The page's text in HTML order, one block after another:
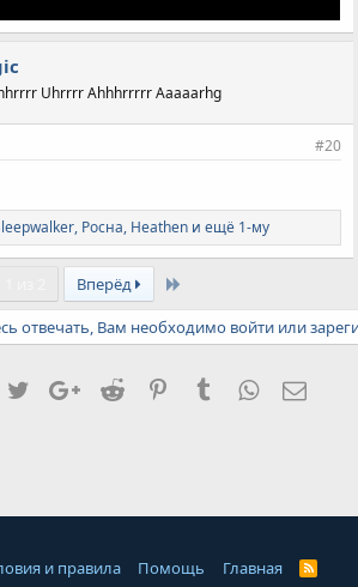
Uhrrrr Ahhhrrrrr Aaaaarhg
#20
, Росна, Heathen и ещё 1-му
Вперёд Last
отвечать, Вам необходимо войти или
TwitterGoogle+
Reddit PinterestTumblrWhatsApp
и правила Помощь Главная